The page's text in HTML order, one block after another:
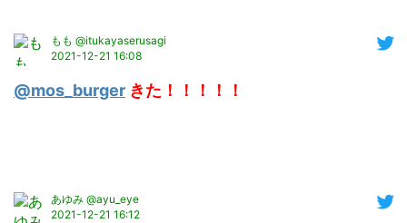
もも @itukayaserusagi
2021-12-21 16:08
@mos_burger きた！！！！！
あゆみ @ayu_eye
2021-12-21 16:12